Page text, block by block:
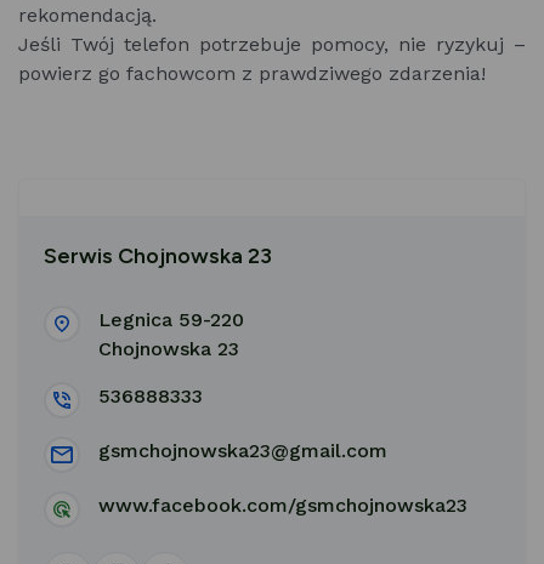
rekomendacją.
Jeśli Twój telefon potrzebuje pomocy, nie ryzykuj –
powierz go fachowcom z prawdziwego zdarzenia!
Serwis Chojnowska 23
Legnica 59-220
Chojnowska 23
536888333
gsmchojnowska23@gmail.com
www.facebook.com/gsmchojnowska23